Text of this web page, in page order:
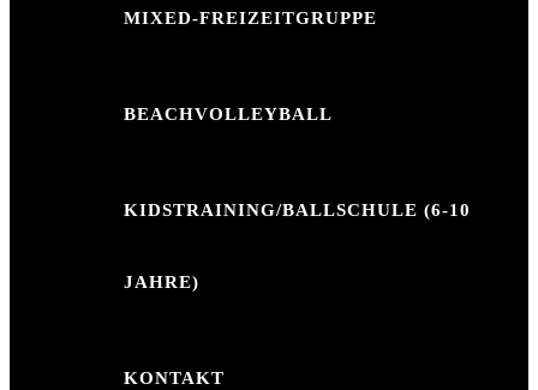
MIXED-FREIZEITGRUPPE
BEACHVOLLEYBALL
KIDSTRAINING/BALLSCHULE (6-10
JAHRE)
KONTAKT